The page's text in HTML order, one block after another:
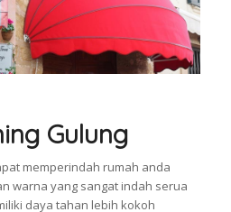
Gulung
memperindah rumah anda
warna yang sangat indah serua
daya tahan lebih kokoh